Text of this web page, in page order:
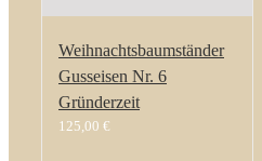
Weihnachtsbaumständer
Gusseisen Nr. 6
Gründerzeit
125,00 €